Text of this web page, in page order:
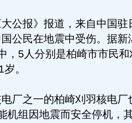
报》报道，来自中国驻
公民在地震中受伤。据新
，5人分别是柏崎市市民
。
之一的柏崎刈羽核电厂
机组因地震而安全停机，